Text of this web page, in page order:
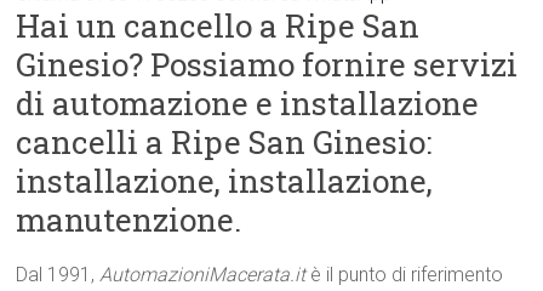
Hai un cancello a Ripe San
Ginesio? Possiamo fornire servizi
di automazione e installazione
cancelli a Ripe San Ginesio:
installazione, installazione,
manutenzione.
Dal 1991,AutomazioniMacerata.itè il punto di riferimento